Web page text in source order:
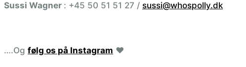
Sussi Wagner : +45 50 51 51 27 / sussi@whospolly.dk
….Og følg os på Instagram ❤️